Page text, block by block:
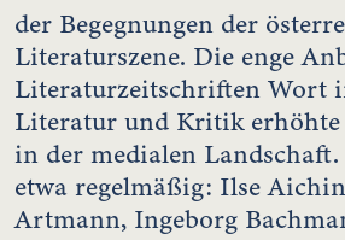
der Begegnungen der
Literaturszene. Die enge
Literaturzeitschriften Wort
Literatur und Kritik erhöhte
in der medialen
etwa regelmäßig: Ilse
Artmann, Ingeborg